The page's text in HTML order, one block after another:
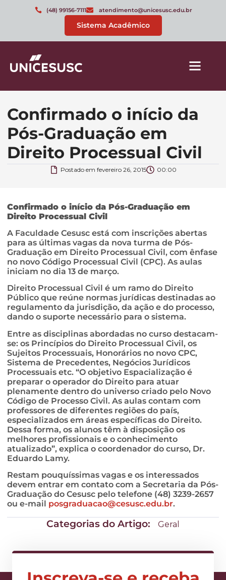
(48) 99156-7111 atendimento@unicesusc.edu.br
Sistema Acadêmico
Confirmado o início da
Pós-Graduação em
Direito Processual Civil
Postado em fevereiro 26, 2015 00:00
Confirmado o início da Pós-Graduação em
Direito Processual Civil
A Faculdade Cesusc está com inscrições abertas
para as últimas vagas da nova turma de Pós-
Graduação em Direito Processual Civil, com ênfase
no novo Código Processual Civil (CPC). As aulas
iniciam no dia 13 de março.
Direito Processual Civil é um ramo do Direito
Público que reúne normas jurídicas destinadas ao
regulamento da jurisdição, da ação e do processo,
dando o suporte necessário para o sistema.
Entre as disciplinas abordadas no curso destacam-
se: os Princípios do Direito Processual Civil, os
Sujeitos Processuais, Honorários no novo CPC,
Sistema de Precedentes, Negócios Jurídicos
Processuais etc. “O objetivo Espacialização é
preparar o operador do Direito para atuar
plenamente dentro do universo criado pelo Novo
Código de Processo Civil. As aulas contam com
professores de diferentes regiões do país,
especializados em áreas específicas do Direito.
Dessa forma, os alunos têm à disposição os
melhores profissionais e o conhecimento
atualizado”, explica o coordenador do curso, Dr.
Eduardo Lamy.
Restam pouquíssimas vagas e os interessados
devem entrar em contato com a Secretaria da Pós-
Graduação do Cesusc pelo telefone (48) 3239-2657
ou e-mail posgraduacao@cesusc.edu.br.
Categorias do Artigo: Geral